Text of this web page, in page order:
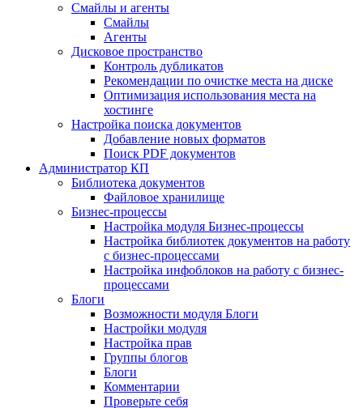
Смайлы и агенты
Смайлы
Агенты
Дисковое пространство
Контроль дубликатов
Рекомендации по очистке места на диске
Оптимизация использования места на
хостинге
Настройка поиска документов
Добавление новых форматов
Поиск PDF документов
Администратор КП
Библиотека документов
Файловое хранилище
Бизнес-процессы
Настройка модуля Бизнес-процессы
Настройка библиотек документов на работу
с бизнес-процессами
Настройка инфоблоков на работу с бизнес-
процессами
Блоги
Возможности модуля Блоги
Настройки модуля
Настройка прав
Группы блогов
Блоги
Комментарии
Проверьте себя